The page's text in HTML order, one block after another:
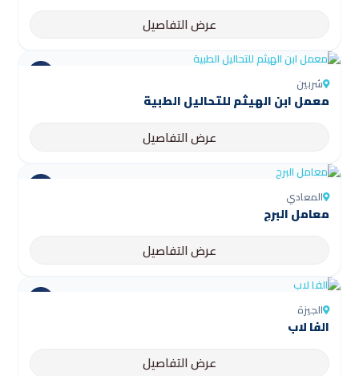
عرض التفاصيل
شربين
عرض التفاصيل
المعادي
معامل البرج
عرض التفاصيل
الجيزة
الفا لاب
عرض التفاصيل